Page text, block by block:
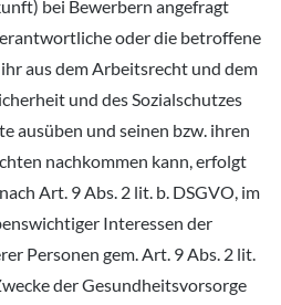
bei Bewerbern angefragt
oder die betroffene
aus dem Arbeitsrecht und dem
und des Sozialschutzes
ausüben und seinen bzw. ihren
nachkommen kann, erfolgt
Art. 9 Abs. 2 lit. b. DSGVO, im
Interessen der
Personen gem. Art. 9 Abs. 2 lit.
der Gesundheitsvorsorge